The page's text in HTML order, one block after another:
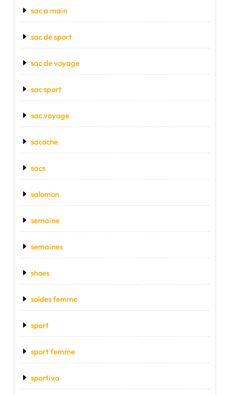
sac a main
sac de sport
sac de voyage
sac sport
sac voyage
sacoche
sacs
salomon
semaine
semaines
shoes
soldes femme
sport
sport femme
sportiva